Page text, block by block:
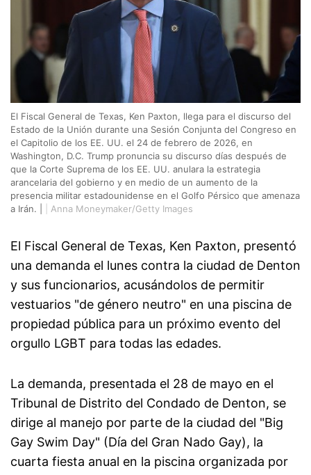
El Fiscal General de Texas, Ken Paxton, llega para el discurso del
Estado de la Unión durante una Sesión Conjunta del Congreso en
el Capitolio de los EE. UU. el 24 de febrero de 2026, en
Washington, D.C. Trump pronuncia su discurso días después de
que la Corte Suprema de los EE. UU. anulara la estrategia
arancelaria del gobierno y en medio de un aumento de la
presencia militar estadounidense en el Golfo Pérsico que amenaza
a Irán. |
Anna Moneymaker/Getty Images
El Fiscal General de Texas, Ken Paxton, presentó
una demanda el lunes contra la ciudad de Denton
y sus funcionarios, acusándolos de permitir
vestuarios "de género neutro" en una piscina de
propiedad pública para un próximo evento del
orgullo LGBT para todas las edades.
La demanda, presentada el 28 de mayo en el
Tribunal de Distrito del Condado de Denton, se
dirige al manejo por parte de la ciudad del "Big
Gay Swim Day" (Día del Gran Nado Gay), la
cuarta fiesta anual en la piscina organizada por